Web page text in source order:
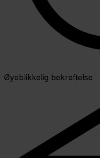
Øyeblikkelig bekreftelse